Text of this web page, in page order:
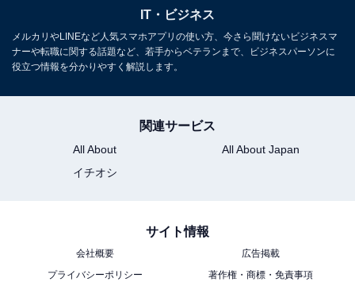
ら3日後の13時以降に、出品者からメルカリ事務局に取
引完了を依頼できます。取引画面に専用のフォームが表
示されるので、そこから依頼することになります。
ば、発送通知をした9日後の13時以降には、自動的に取
引が完了します。この場合、互いの評価はできません。
出品者の中には「購入者にマイナス評価をしたい」と思
IT・ビジネス
メルカリやLINEなど人気スマホアプリの使い方、今さら聞けないビジネスマ
ナーや転職に関する話題など、若手からベテランまで、ビジネスパーソンに
役立つ情報を分かりやすく解説します。
関連サービス
All About
All About Japan
イチオシ
サイト情報
会社概要
広告掲載
プライバシーポリシー
著作権・商標・免責事項